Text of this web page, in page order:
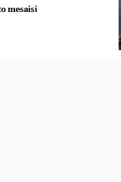
mesaisi